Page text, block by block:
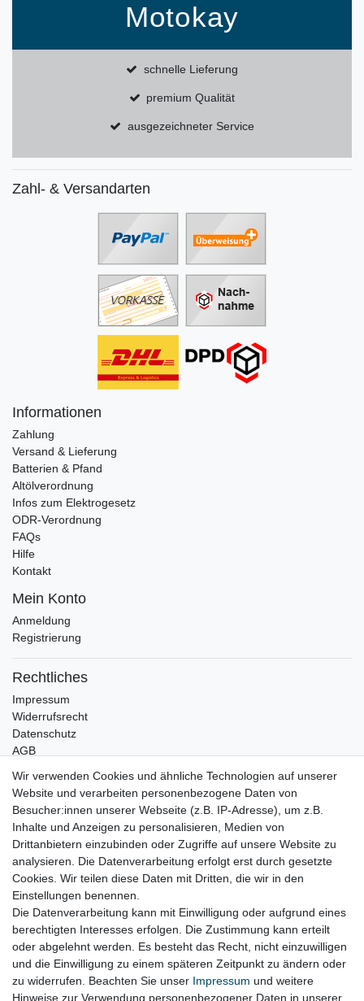
Motokay
schnelle Lieferung
premium Qualität
ausgezeichneter Service
Zahl- & Versandarten
Informationen
Zahlung
Versand & Lieferung
Batterien & Pfand
Altölverordnung
Infos zum Elektrogesetz
ODR-Verordnung
FAQs
Hilfe
Kontakt
Mein Konto
Anmeldung
Registrierung
Rechtliches
Impressum
Widerrufsrecht
Datenschutz
AGB
Bleibt Sie auf dem Laufenden ...
E-MAIL **
Newsletter
Honig
Hiermit bestätige ich, dass ich dieDaten­schutz­erklärunggelesen habe. Meine
Einwilligung kann ich jederzeit widerrufen.**
** Hierbei handelt es sich um ein Pflichtfeld.
Impressum Daten­schutz­erklärung AGB
Wir verwenden Cookies und ähnliche Technologien auf unserer
Website und verarbeiten personenbezogene Daten von
Besucher:innen unserer Webseite (z.B. IP-Adresse), um z.B.
Inhalte und Anzeigen zu personalisieren, Medien von
Drittanbietern einzubinden oder Zugriffe auf unsere Website zu
analysieren. Die Datenverarbeitung erfolgt erst durch gesetzte
Cookies. Wir teilen diese Daten mit Dritten, die wir in den
Einstellungen benennen.
Die Datenverarbeitung kann mit Einwilligung oder aufgrund eines
berechtigten Interesses erfolgen. Die Zustimmung kann erteilt
oder abgelehnt werden. Es besteht das Recht, nicht einzuwilligen
und die Einwilligung zu einem späteren Zeitpunkt zu ändern oder
zu widerrufen. Beachten Sie unser Impressum und weitere
Hinweise zur Verwendung personenbezogener Daten in unserer